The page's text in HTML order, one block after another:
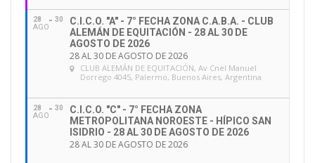
28
AGO
30
C.I.C.O. "A" - 7° FECHA ZONA C.A.B.A. - CLUB
ALEMÁN DE EQUITACIÓN - 28 AL 30 DE
AGOSTO DE 2026
28 AL 30 DE AGOSTO DE 2026
CLUB ALEMÁN DE EQUITACIÓN, Av Cnel Manuel
Dorrego 4045, Palermo, Buenos Aires, Argentina
28
AGO
30
C.I.C.O. "C" - 7° FECHA ZONA
METROPOLITANA NOROESTE - HÍPICO SAN
ISIDRIO - 28 AL 30 DE AGOSTO DE 2026
28 AL 30 DE AGOSTO DE 2026